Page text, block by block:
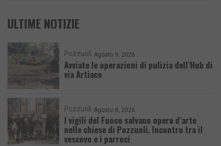
ULTIME NOTIZIE
Pozzuoli Agosto 9, 2026
Avviate le operazioni di pulizia dell’Hub di
via Artiaco
Pozzuoli Agosto 8, 2026
I vigili del Fuoco salvano opere d’arte
nelle chiese di Pozzuoli. Incontro tra il
vescovo e i parroci